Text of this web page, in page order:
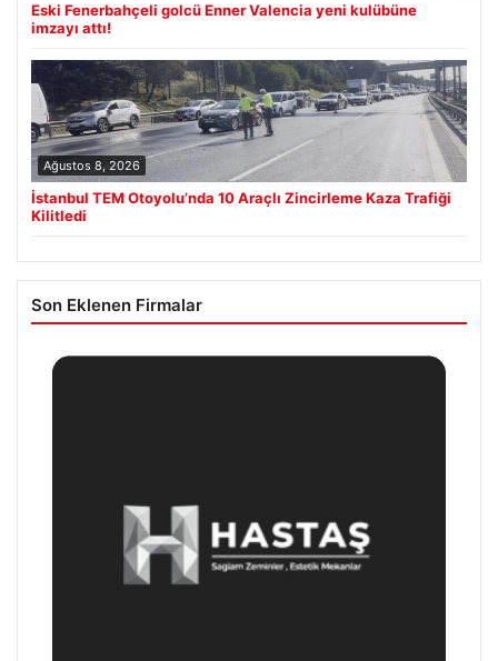
Eski Fenerbahçeli golcü Enner Valencia yeni kulübüne
imzayı attı!
Ağustos 8, 2026
İstanbul TEM Otoyolu’nda 10 Araçlı Zincirleme Kaza Trafiği
Kilitledi
Son Eklenen Firmalar